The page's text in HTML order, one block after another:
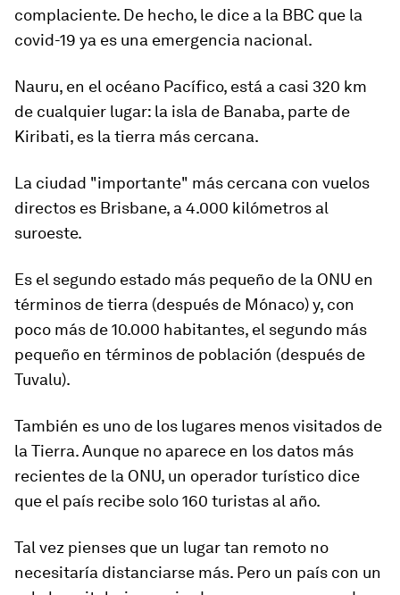
complaciente. De hecho, le dice a la BBC que la
covid-19 ya es una emergencia nacional.
Nauru, en el océano Pacífico, está a casi 320 km
de cualquier lugar: la isla de Banaba, parte de
Kiribati, es la tierra más cercana.
La ciudad "importante" más cercana con vuelos
directos es Brisbane, a 4.000 kilómetros al
suroeste.
Es el segundo estado más pequeño de la ONU en
términos de tierra (después de Mónaco) y, con
poco más de 10.000 habitantes, el segundo más
pequeño en términos de población (después de
Tuvalu).
También es uno de los lugares menos visitados de
la Tierra.Aunque no aparece en los datos más
recientes de la ONU, un operador turístico dice
que el país recibe solo 160 turistas al año.
Tal vez pienses que un lugar tan remoto no
necesitaría distanciarse más. Pero un país con un